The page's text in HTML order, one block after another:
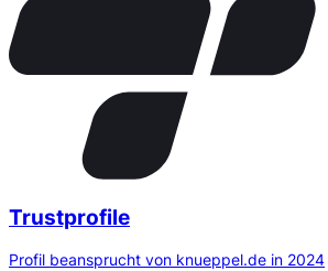
Trustprofile
Profil beansprucht von knueppel.de in 2024